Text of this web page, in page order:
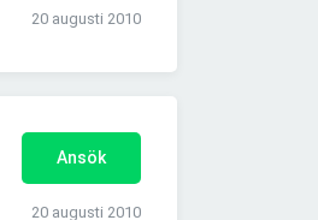
20 augusti 2010
Ansök
20 augusti 2010